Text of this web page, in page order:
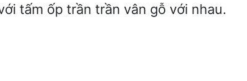
tấm ốp trần trần vân gỗ với nhau.